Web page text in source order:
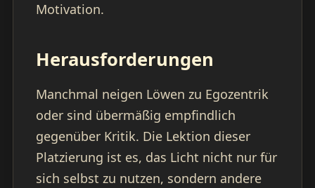
Motivation.
Herausforderungen
Manchmal neigen Löwen zu Egozentrik
oder sind übermäßig empfindlich
gegenüber Kritik. Die Lektion dieser
Platzierung ist es, das Licht nicht nur für
sich selbst zu nutzen, sondern andere